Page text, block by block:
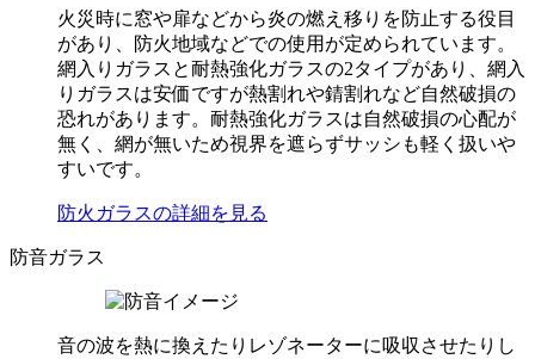
火災時に窓や扉などから炎の燃え移りを防止する役目
があり、防火地域などでの使用が定められています。
網入りガラスと耐熱強化ガラスの2タイプがあり、網入
りガラスは安価ですが熱割れや錆割れなど自然破損の
恐れがあります。耐熱強化ガラスは自然破損の心配が
無く、網が無いため視界を遮らずサッシも軽く扱いや
すいです。
防火ガラスの詳細を見る
防音ガラス
音の波を熱に換えたりレゾネーターに吸収させたりし